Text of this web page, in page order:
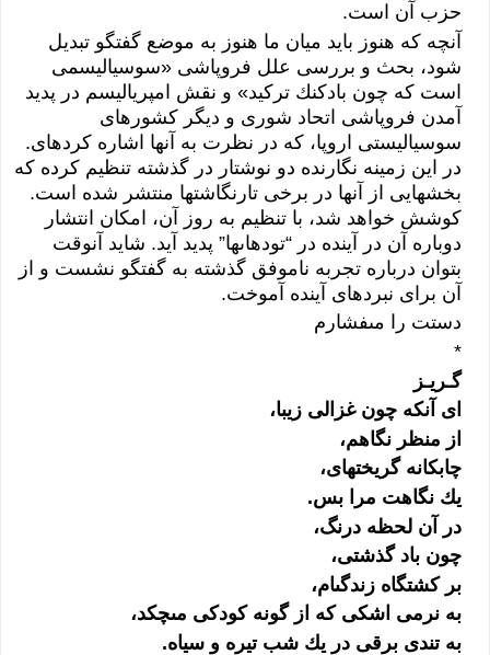
حزب آن است.
آنچه كه هنوز بايد ميان ما هنوز به موضع گفتگو تبديل
شود، بحث و بررسى‏‏ علل فروپاشى‏‏ «سوسياليسمى‏‏
است كه چون بادكنك تركيد» و نقش امپرياليسم در پديد
آمدن فروپاشى‏‏ اتحاد شورى‏‏ و ديگر كشورهاى‏‏
سوسياليستى‏‏ اروپا، كه در نظرت به آن‏ها اشاره كرده‏اى‏‏.
در اين زمينه نگارنده دو نوشتار در گذشته تنظيم كرده كه
بخش‏هايى‏‏ از آن‏ها در برخى‏‏ تارنگاشت‏ها منتشر شده است.
كوشش خواهد شد، با تنظيم به روز آن، امكان انتشار
دوباره آن در آينده در “توده‏اى‏‏ها” پديد آيد. شايد آنوقت
بتوان درباره تجربه ناموفق گذشته به گفتگو نشست و از
آن براى‏‏ نبردهاى‏‏ آينده آموخت.
دستت را مى‏‏فشارم
*
گـريـز
اى‏‏ آنكه چون غزالى‏‏ زيبا،
از منظر نگاهم،
چابكانه گريخته‏اى‏‏،
يك نگاهت مرا بس.
در آن لحظه درنگ،
چون باد گذشتى‏‏،
بر كشتگاه زندگى‏‏ام،
به نرمى‏‏ اشكى‏‏ كه از گونه كودكى‏‏ مى‏‏چكد،
به تندى‏‏ برقى‏‏ در يك شب تيره و سياه.